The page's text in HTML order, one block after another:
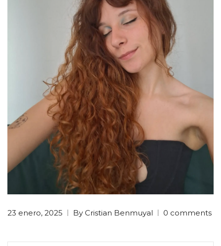
23 enero, 2025 By Cristian Benmuyal 0 comments